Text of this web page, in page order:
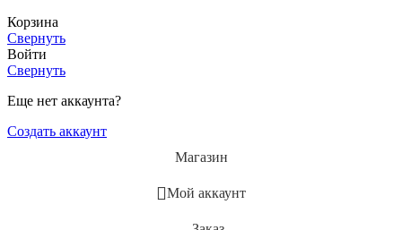
Корзина
Свернуть
Войти
Свернуть
Еще нет аккаунта?
Создать аккаунт
Магазин
Мой аккаунт